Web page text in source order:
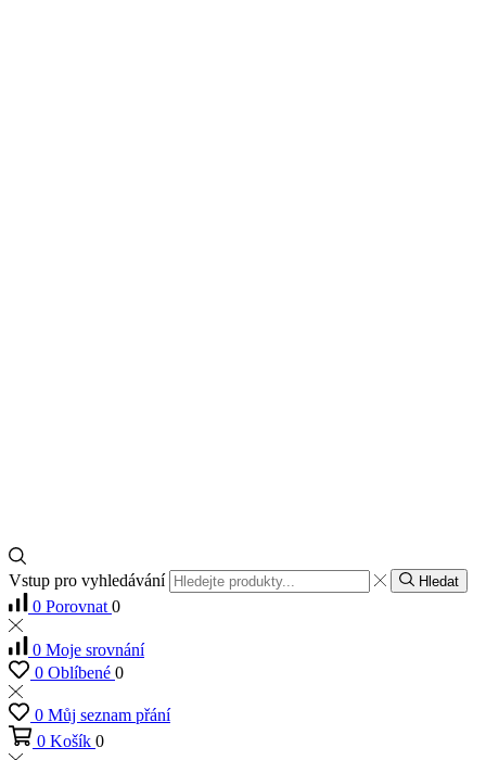
Vstup pro vyhledávání Hledat
0 Porovnat 0
0 Moje srovnání
0 Oblíbené 0
0 Můj seznam přání
0 Košík 0